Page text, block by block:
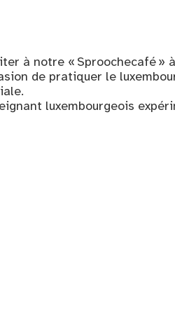
à notre « Sproochecafé »
de pratiquer le
luxembourgeois